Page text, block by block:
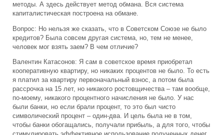
методы. А здесь действует метод обмана. Вся система
капиталистическая построена на обмане.
Вопрос: Но нельзя же сказать, что в Советском Союзе не было
кредитов? Была совсем другая система, но, тем не менее,
человек мог взять заем? В чем отличие?
Валентин Катасонов: Я сам в советское время приобретал
кооперативную квартиру, но никаких процентов не было. То есть
я платил за квартиру первоначальный взнос, а потом была
рассрочка на 15 лет, но никакого ростовщичества – там вообще,
по-моему, никакого процентного начисления не было. У нас
были банки, но если брали процент, то это был чисто
символический процент – один-два. И цель была не в том,
чтобы банки обогащались, получали прибыль, а для того, чтобы